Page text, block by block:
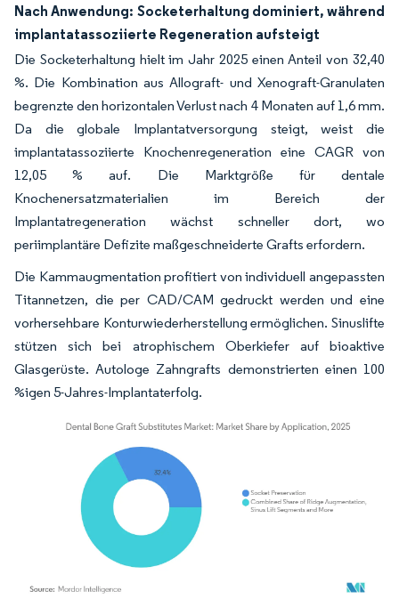
Nach Anwendung: Socketerhaltung dominiert, während
implantatassoziierte Regeneration aufsteigt
Die Socketerhaltung hielt im Jahr 2025 einen Anteil von 32,40
%. Die Kombination aus Allograft- und Xenograft-Granulaten
begrenzte den horizontalen Verlust nach 4 Monaten auf 1,6 mm.
Da die globale Implantatversorgung steigt, weist die
implantatassoziierte Knochenregeneration eine CAGR von
12,05 % auf. Die Marktgröße für dentale
Knochenersatzmaterialien im Bereich der
Implantatregeneration wächst schneller dort, wo
periimplantäre Defizite maßgeschneiderte Grafts erfordern.
Die Kammaugmentation profitiert von individuell angepassten
Titannetzen, die per CAD/CAM gedruckt werden und eine
vorhersehbare Konturwiederherstellung ermöglichen. Sinuslifte
stützen sich bei atrophischem Oberkiefer auf bioaktive
Glasgerüste. Autologe Zahngrafts demonstrierten einen 100
%igen 5-Jahres-Implantaterfolg.